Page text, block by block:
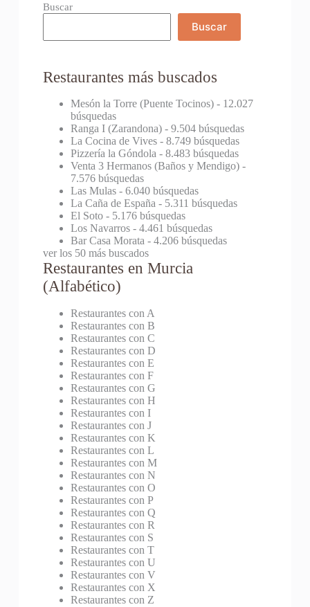
Buscar
Buscar
Restaurantes más buscados
Mesón la Torre (Puente Tocinos)- 12.027
búsquedas
Ranga I (Zarandona)- 9.504 búsquedas
La Cocina de Vives- 8.749 búsquedas
Pizzería la Góndola - 8.483 búsquedas
Venta 3 Hermanos (Baños y Mendigo)-
7.576 búsquedas
Las Mulas- 6.040 búsquedas
La Caña de España - 5.311 búsquedas
El Soto- 5.176 búsquedas
Los Navarros- 4.461 búsquedas
Bar Casa Morata - 4.206 búsquedas
ver los 50 más buscados
Restaurantes en Murcia
(Alfabético)
Restaurantes con A
Restaurantes con B
Restaurantes con C
Restaurantes con D
Restaurantes con E
Restaurantes con F
Restaurantes con G
Restaurantes con H
Restaurantes con I
Restaurantes con J
Restaurantes con K
Restaurantes con L
Restaurantes con M
Restaurantes con N
Restaurantes con O
Restaurantes con P
Restaurantes con Q
Restaurantes con R
Restaurantes con S
Restaurantes con T
Restaurantes con U
Restaurantes con V
Restaurantes con X
Restaurantes con Z